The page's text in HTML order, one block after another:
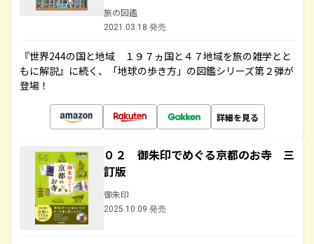
旅の図鑑
2021.03.18 発売
『世界244の国と地域 １９７ヵ国と４７地域を旅の雑学とと
もに解説』に続く、「地球の歩き方」の図鑑シリーズ第２弾が
登場！
詳細を見る
０２ 御朱印でめぐる京都のお寺 三
訂版
御朱印
2025.10.09 発売